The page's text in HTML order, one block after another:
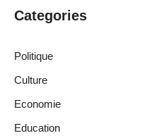
Categories
Politique
Culture
Economie
Education